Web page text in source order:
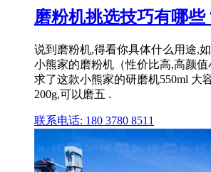
磨粉机挑选技巧有哪些
说到磨粉机,得看你具体什么用途,
小熊家的磨粉机（性价比高,高颜
求了这款小熊家的研磨机550ml 大
200g,可以磨五 .
联系电话: 180 3780 8511